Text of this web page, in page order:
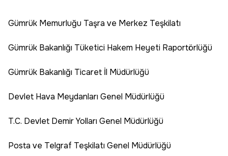
Gümrük Memurluğu Taşra ve Merkez Teşkilatı
Gümrük Bakanlığı Tüketici Hakem Heyeti Raportörlüğü
Gümrük Bakanlığı Ticaret İl Müdürlüğü
Devlet Hava Meydanları Genel Müdürlüğü
T.C. Devlet Demir Yolları Genel Müdürlüğü
Posta ve Telgraf Teşkilatı Genel Müdürlüğü